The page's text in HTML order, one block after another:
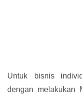
Untuk bisnis
dengan melakukan